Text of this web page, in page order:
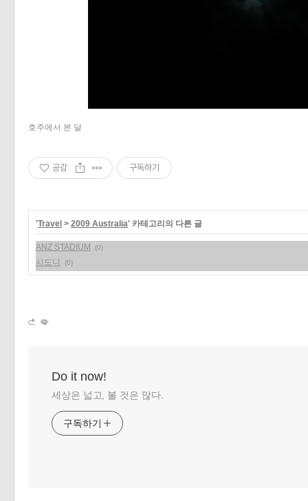
호주에서 본 달
공감 구독하기
'Travel > 2009 Australia' 카테고리의 다른 글
ANZ STADIUM (0)
시드니 (0)
Do it now!
세상은 넓고, 볼 것은 많다.
구독하기
« »